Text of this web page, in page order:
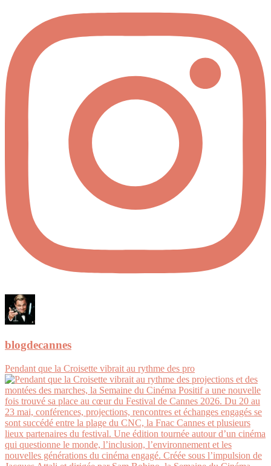
blogdecannes
Pendant que la Croisette vibrait au rythme des pro